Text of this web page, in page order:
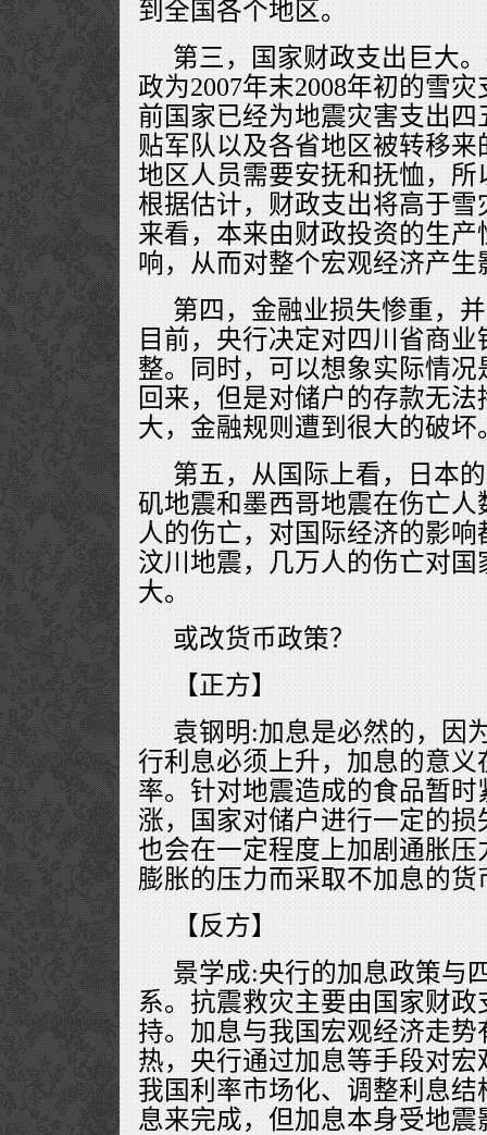
到全国各个地区。
第三，国家财政支出巨大
政为2007年末2008年初的雪
前国家已经为地震灾害支出
贴军队以及各省地区被转移
地区人员需要安抚和抚恤，
根据估计，财政支出将高于
来看，本来由财政投资的生
响，从而对整个宏观经济产生
第四，金融业损失惨重，
目前，央行决定对四川省商
整。同时，可以想象实际情
回来，但是对储户的存款无
大，金融规则遭到很大的破坏
第五，从国际上看，日本
矶地震和墨西哥地震在伤亡
人的伤亡，对国际经济的影
汶川地震，几万人的伤亡对
大。
或改货币政策？
【正方】
袁钢明:加息是必然的，因
行利息必须上升，加息的意
率。针对地震造成的食品暂
涨，国家对储户进行一定的
也会在一定程度上加剧通胀
膨胀的压力而采取不加息的货
【反方】
景学成:央行的加息政策与
系。抗震救灾主要由国家财
持。加息与我国宏观经济走
热，央行通过加息等手段对
我国利率市场化、调整利息
息来完成，但加息本身受地震